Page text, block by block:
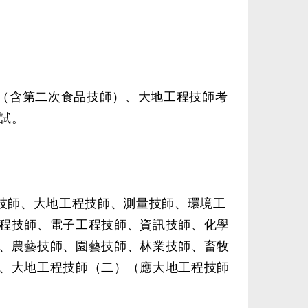
含第二次食品技師）、大地工程技師考
。
、大地工程技師、測量技師、環境工
技師、電子工程技師、資訊技師、化學
農藝技師、園藝技師、林業技師、畜牧
大地工程技師（二）（應大地工程技師